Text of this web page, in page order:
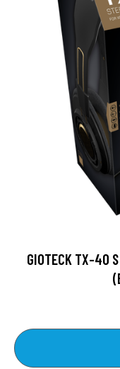
GIOTECK TX-40 S